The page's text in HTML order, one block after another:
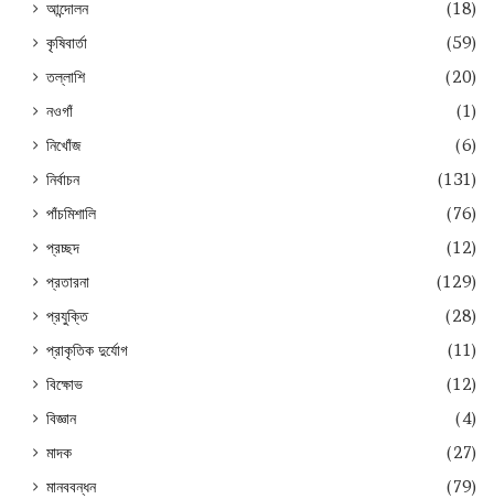
আন্দোলন
(18)
কৃষিবার্তা
(59)
তল্লাশি
(20)
নওগাঁ
(1)
নিখোঁজ
(6)
নির্বাচন
(131)
পাঁচমিশালি
(76)
প্রচ্ছদ
(12)
প্রতারনা
(129)
প্রযুক্তি
(28)
প্রাকৃতিক দুর্যোগ
(11)
বিক্ষোভ
(12)
বিজ্ঞান
(4)
মাদক
(27)
মানববন্ধন
(79)